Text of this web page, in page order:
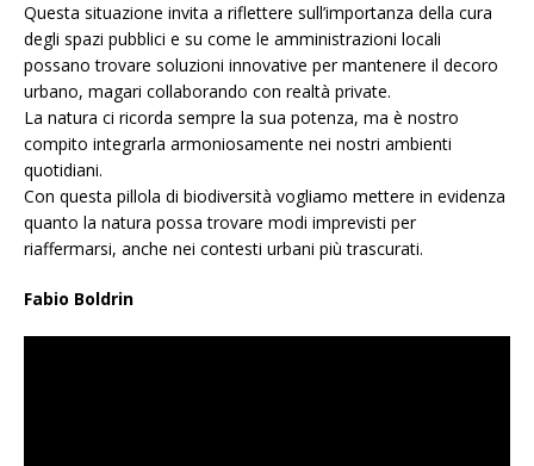
Questa situazione invita a riflettere sull’importanza della cura
degli spazi pubblici e su come le amministrazioni locali
possano trovare soluzioni innovative per mantenere il decoro
urbano, magari collaborando con realtà private.
La natura ci ricorda sempre la sua potenza, ma è nostro
compito integrarla armoniosamente nei nostri ambienti
quotidiani.
Con questa pillola di biodiversità vogliamo mettere in evidenza
quanto la natura possa trovare modi imprevisti per
riaffermarsi, anche nei contesti urbani più trascurati.
Fabio Boldrin